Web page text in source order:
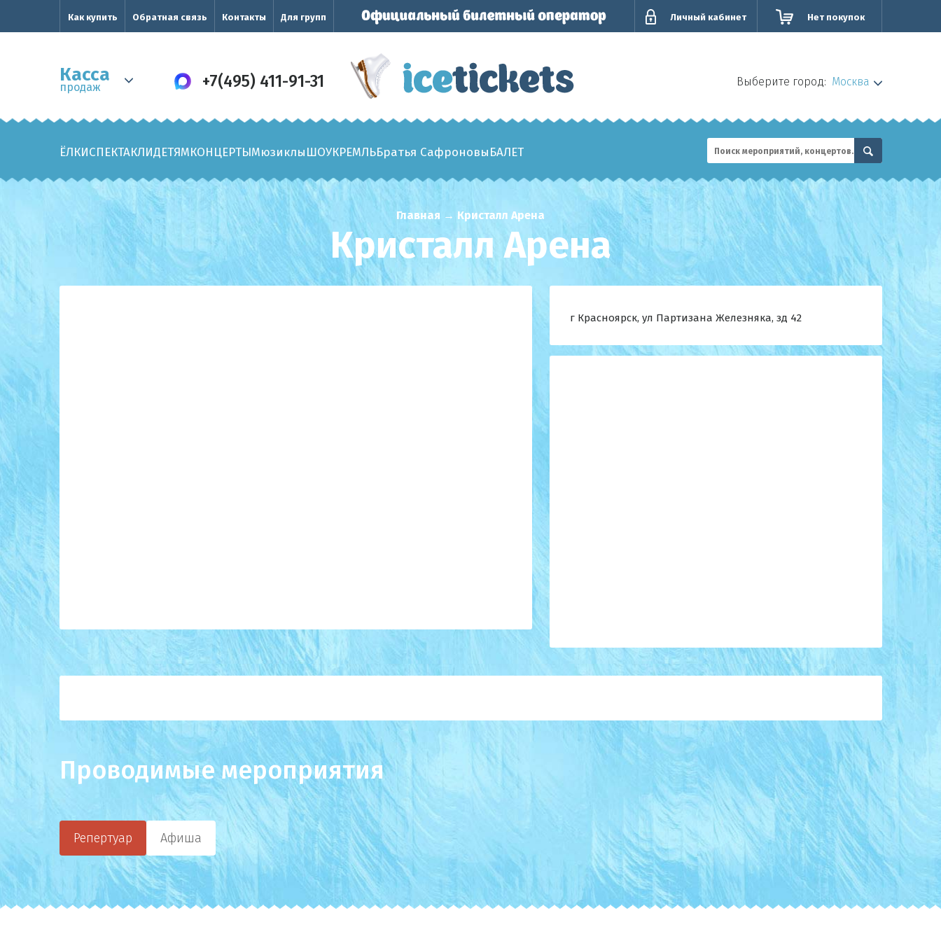
Как купить Обратная связь Контакты Для групп Личный кабинет Нет покупок
Касса
продаж +7(495) 411-91-31 Выберите город: Москва
ЁЛКИСПЕКТАКЛИДЕТЯМКОНЦЕРТЫМюзиклыШОУКРЕМЛЬБратья СафроновыБАЛЕТ
Главная → Кристалл Арена
Кристалл Арена
г Красноярск, ул Партизана Железняка, зд 42
Проводимые мероприятия
Репертуар Афиша